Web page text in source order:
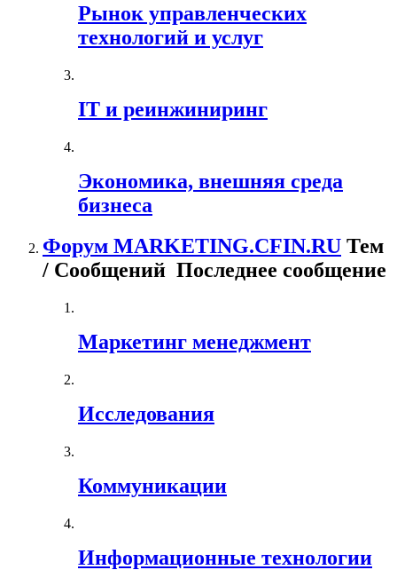
Рынок управленческих
технологий и услуг
IT и реинжиниринг
Экономика, внешняя среда
бизнеса
Форум MARKETING.CFIN.RU Тем
/ Сообщений Последнее сообщение
Маркетинг менеджмент
Исследования
Коммуникации
Информационные технологии